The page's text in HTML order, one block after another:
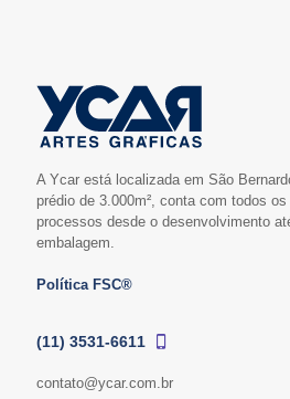
A Ycar está localizada em São
prédio de 3.000m², conta com todos
processos desde o desenvolvimento
embalagem.
Política FSC®
(11) 3531-6611
contato@ycar.com.br